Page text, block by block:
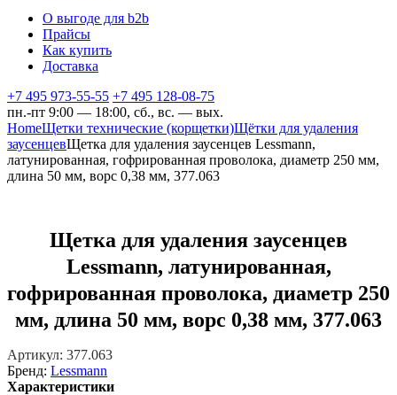
О выгоде для b2b
Прайсы
Как купить
Доставка
+7 495 973-55-55 +7 495 128-08-75
пн.-пт 9:00 — 18:00, сб., вс. — вых.
HomeЩетки технические (корщетки)Щётки для удаления
заусенцевЩетка для удаления заусенцев Lessmann,
латунированная, гофрированная проволока, диаметр 250 мм,
длина 50 мм, ворс 0,38 мм, 377.063
Щетка для удаления заусенцев
Lessmann, латунированная,
гофрированная проволока, диаметр 250
мм, длина 50 мм, ворс 0,38 мм, 377.063
Артикул: 377.063
Бренд: Lessmann
Характеристики